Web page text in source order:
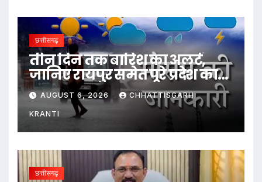
छत्तीसगढ़
तीन दिन तक बारिश का अलर्ट,
जानिए रायपुर समेत पूरे प्रदेश का
हाल…
AUGUST 6, 2026 CHHATTISGARH
KRANTI
छत्तीसगढ़